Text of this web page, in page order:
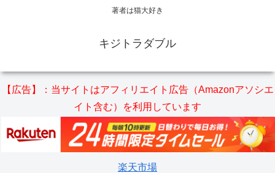
著者は猫大好き
キジトラダブル
【広告】：当サイトはアフィリエイト広告（Amazonアソシエ
イト含む）を利用しています
楽天市場